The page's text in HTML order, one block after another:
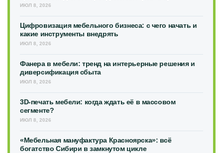
ИЮЛ 8, 2026
Цифровизация мебельного бизнеса: с чего начать и
какие инструменты внедрять
ИЮЛ 8, 2026
Фанера в мебели: тренд на интерьерные решения и
диверсификация сбыта
ИЮЛ 8, 2026
3D-печать мебели: когда ждать её в массовом
сегменте?
ИЮЛ 8, 2026
«Мебельная мануфактура Красноярска»: всё
богатство Сибири в замкнутом цикле